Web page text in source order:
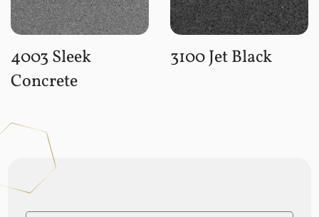
4003 Sleek
Concrete
3100 Jet Black